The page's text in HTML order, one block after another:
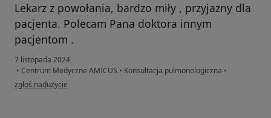
Lekarz z powołania, bardzo miły , przyjazny dla
pacjenta. Polecam Pana doktora innym
pacjentom .
7 listopada 2024
• Centrum Medyczne AMICUS • Konsultacja pulmonologiczna •
w opinii użytkownika Danuta
zgłoś nadużycie